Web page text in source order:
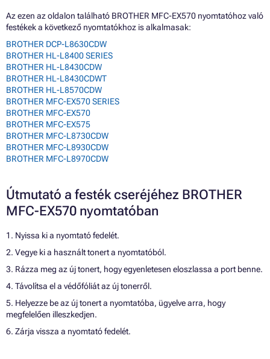
Az ezen az oldalon található BROTHER MFC-EX570 nyomtatóhoz való
festékek a következő nyomtatókhoz is alkalmasak:
BROTHER DCP-L8630CDW
BROTHER HL-L8400 SERIES
BROTHER HL-L8430CDW
BROTHER HL-L8430CDWT
BROTHER HL-L8570CDW
BROTHER MFC-EX570 SERIES
BROTHER MFC-EX570
BROTHER MFC-EX575
BROTHER MFC-L8730CDW
BROTHER MFC-L8930CDW
BROTHER MFC-L8970CDW
Útmutató a festék cseréjéhez BROTHER
MFC-EX570 nyomtatóban
1. Nyissa ki a nyomtató fedelét.
2. Vegye ki a használt tonert a nyomtatóból.
3. Rázza meg az új tonert, hogy egyenletesen eloszlassa a port benne.
4. Távolítsa el a védőfóliát az új tonerről.
5. Helyezze be az új tonert a nyomtatóba, ügyelve arra, hogy
megfelelően illeszkedjen.
6. Zárja vissza a nyomtató fedelét.